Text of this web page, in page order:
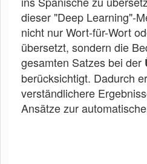
dieser "Deep Learning"-
nicht nur Wort-für-Wort
übersetzt, sondern die
gesamten Satzes bei der
berücksichtigt. Dadurch
verständlichere
Ansätze zur